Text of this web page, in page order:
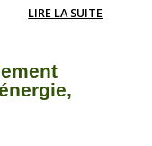
LIRE LA SUITE